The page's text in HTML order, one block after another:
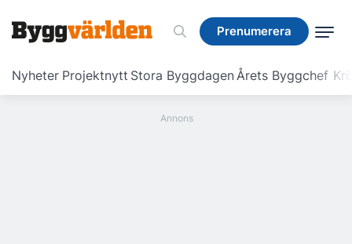
Prenumerera
Nyheter Projektnytt Stora ByggdagenÅrets Byggchef
Prenumerera